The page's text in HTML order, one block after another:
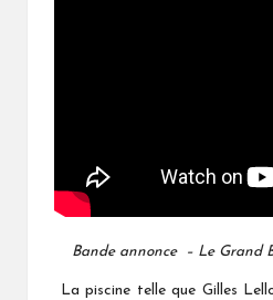
Bande annonce – Le Grand
La piscine telle que Gilles